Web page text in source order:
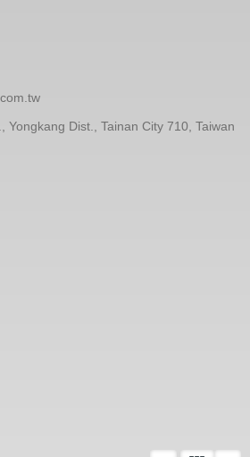
Yongkang Dist., Tainan City 710, Taiwan